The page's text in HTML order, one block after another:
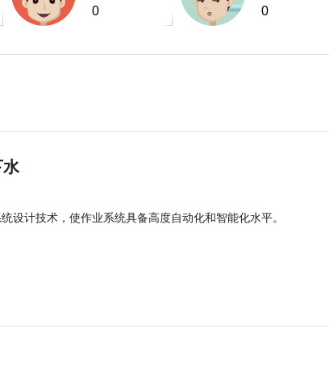
0 0
水
设计技术，使作业系统具备高度自动化和智能化水平。